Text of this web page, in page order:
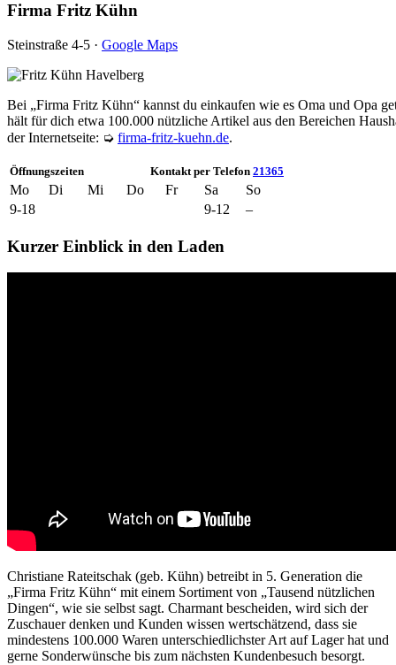
Firma Fritz Kühn
Steinstraße 4-5 · Google Maps
Bei „Firma Fritz Kühn“ kannst du einkaufen wie es Oma und Opa
hält für dich etwa 100.000 nützliche Artikel aus den Bereichen
der Internetseite: ➭ firma-fritz-kuehn.de.
Öffnungszeiten Kontakt per Telefon 21365
Mo Di Mi Do Fr Sa
So
9-18
9-12 –
Kurzer Einblick in den Laden
Christiane Rateitschak (geb. Kühn) betreibt in 5. Generation die
„Firma Fritz Kühn“ mit einem Sortiment von „Tausend nützlichen
Dingen“, wie sie selbst sagt. Charmant bescheiden, wird sich der
Zuschauer denken und Kunden wissen wertschätzend, dass sie
mindestens 100.000 Waren unterschiedlichster Art auf Lager hat und
gerne Sonderwünsche bis zum nächsten Kundenbesuch besorgt.